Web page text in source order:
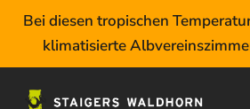
Bei diesen tropischen
klimatisierte